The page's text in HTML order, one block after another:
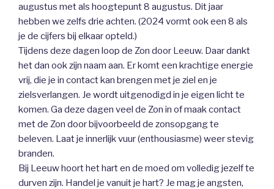
augustus met als hoogtepunt 8 augustus. Dit jaar
hebben we zelfs drie achten. (2024 vormt ook een 8 als
je de cijfers bij elkaar opteld.)
Tijdens deze dagen loop de Zon door Leeuw. Daar dankt
het dan ook zijn naam aan. Er komt een krachtige energie
vrij, die je in contact kan brengen met je ziel en je
zielsverlangen. Je wordt uitgenodigd in je eigen licht te
komen. Ga deze dagen veel de Zon in of maak contact
met de Zon door bijvoorbeeld de zonsopgang te
beleven. Laat je innerlijk vuur (enthousiasme) weer stevig
branden.
Bij Leeuw hoort het hart en de moed om volledig jezelf te
durven zijn. Handel je vanuit je hart? Je mag je angsten,